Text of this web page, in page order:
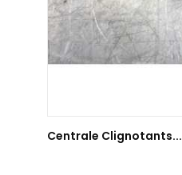
Centrale Clignotants...